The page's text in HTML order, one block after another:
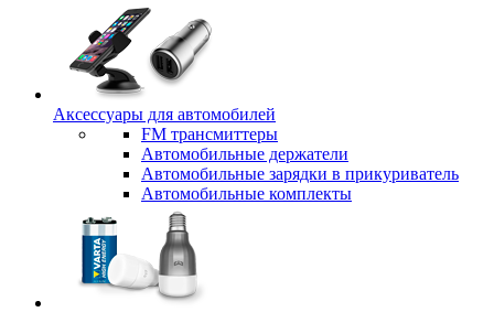
Аксессуары для автомобилей
FM трансмиттеры
Автомобильные держатели
Автомобильные зарядки в прикуриватель
Автомобильные комплекты